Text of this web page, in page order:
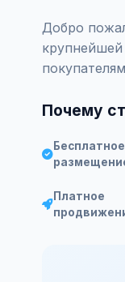
Добро
Почему
Бесплатное
Платное